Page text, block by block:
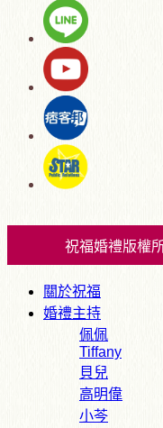
祝福婚禮版權
關於祝福
婚禮主持
佩佩
Tiffany
貝兒
高明偉
小芩